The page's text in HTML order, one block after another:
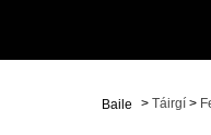
Baile > Táirgí >